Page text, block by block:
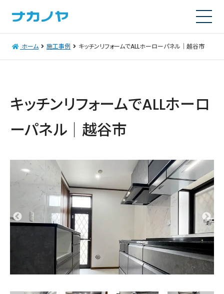
ホーム 施工事例 キッチンリフォームでALLホーローパネル｜越谷市
キッチンリフォームでALLホーロ
ーパネル｜越谷市